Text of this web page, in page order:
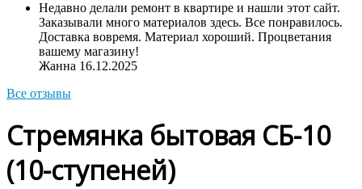
Недавно делали ремонт в квартире и нашли этот сайт.
Заказывали много материалов здесь. Все понравилось.
Доставка вовремя. Материал хороший. Процветания
вашему магазину!
Жанна 16.12.2025
Все отзывы
Стремянка бытовая СБ-10
(10-ступеней)